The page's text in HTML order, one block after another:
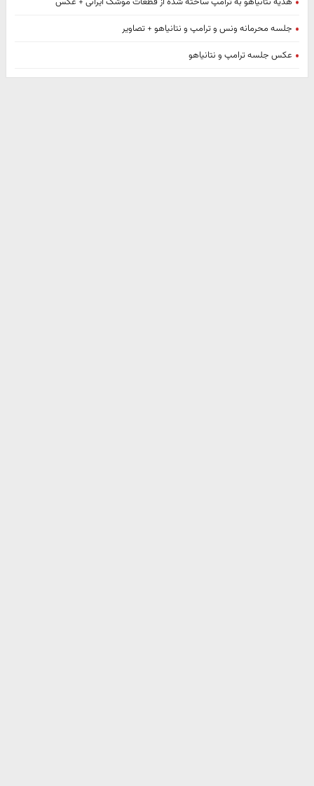
جلسه محرمانه ونس و ترامپ و نتانیاهو + تصاویر
عکس جلسه ترامپ و نتانیاهو